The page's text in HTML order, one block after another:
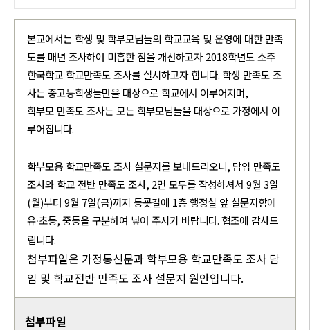
본교에서는 학생 및 학부모님들의 학교교육 및 운영에 대한 만족
도를 매년 조사하여 미흡한 점을 개선하고자2018학년도 소주
한국학교 학교만족도 조사를 실시하고자 합니다. 학생 만족도 조
사는 중고등학생들만을 대상으로 학교에서 이루어지며,
학부모 만족도 조사는 모든 학부모님들을 대상으로 가정에서 이
루어집니다.
학부모용 학교만족도 조사 설문지를 보내드리오니, 담임 만족도
조사와 학교 전반 만족도 조사, 2면 모두를 작성하셔서 9월 3일
(월)부터 9월 7일(금)까지 등굣길에 1층 행정실 앞 설문지함에
유·초등,중등을 구분하여 넣어 주시기 바랍니다.협조에 감사드
립니다.
첨부파일은 가정통신문과 학부모용 학교만족도 조사 담
임 및 학교전반 만족도 조사 설문지 원안입니다.
첨부파일